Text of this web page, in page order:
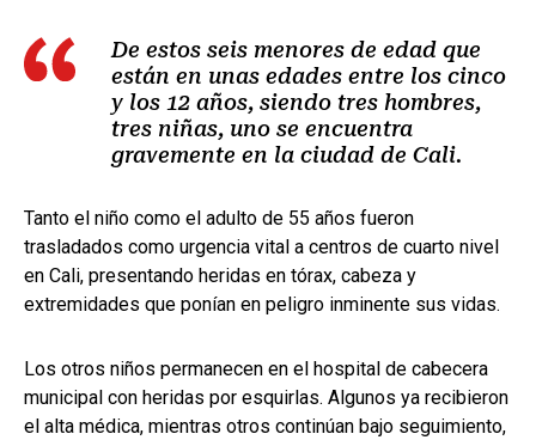
De estos seis menores de edad que
están en unas edades entre los cinco
y los 12 años, siendo tres hombres,
tres niñas, uno se encuentra
gravemente en la ciudad de Cali.
Tanto el niño como el adulto de 55 años fueron
trasladados como urgencia vital a centros de cuarto nivel
en Cali, presentando heridas en tórax, cabeza y
extremidades que ponían en peligro inminente sus vidas.
Los otros niños permanecen en el hospital de cabecera
municipal con heridas por esquirlas. Algunos ya recibieron
el alta médica, mientras otros continúan bajo seguimiento,